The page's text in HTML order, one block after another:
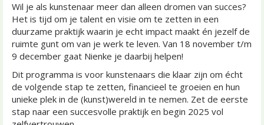
Wil je als kunstenaar meer dan alleen dromen van succes?
Het is tijd om je talent en visie om te zetten in een
duurzame praktijk waarin je echt impact maakt én jezelf de
ruimte gunt om van je werk te leven. Van 18 november t/m
9 december gaat Nienke je daarbij helpen!
Dit programma is voor kunstenaars die klaar zijn om écht
de volgende stap te zetten, financieel te groeien en hun
unieke plek in de (kunst)wereld in te nemen. Zet de eerste
stap naar een succesvolle praktijk en begin 2025 vol